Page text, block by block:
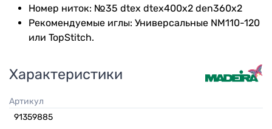
Номер ниток: №35 dtex dtex400x2 den360x2
Рекомендуемые иглы: Универсальные NM110-120
или TopStitch.
Характеристики
Артикул
91359885